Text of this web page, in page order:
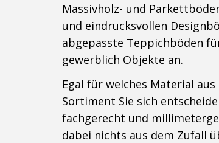
Massivholz- und
und eindrucksvollen
abgepasste Teppichböden
gewerblich Objekte an.
Egal für welches Material
Sortiment Sie sich
fachgerecht und
dabei nichts aus dem Zufall